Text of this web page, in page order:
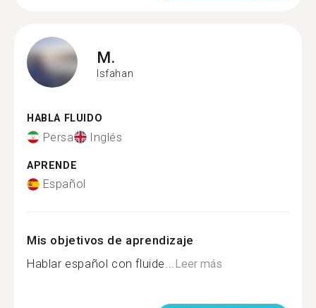
M.
Isfahan
HABLA FLUIDO
Persa Inglés
APRENDE
Español
Mis objetivos de aprendizaje
Hablar español con fluide...Leer más